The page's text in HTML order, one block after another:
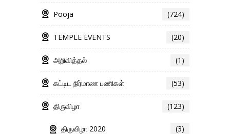
Pooja (724)
TEMPLE EVENTS (20)
அறிவித்தல் (1)
கட்டிட நிர்மாண பணிகள் (53)
திருவிழா (123)
திருவிழா 2020 (3)